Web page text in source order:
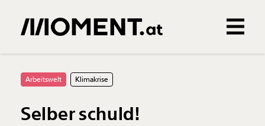
0Treffer
Arbeitswelt Klimakrise
Selber schuld!